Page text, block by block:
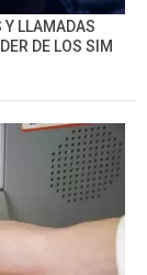
Y LLAMADAS
DE LOS SIM